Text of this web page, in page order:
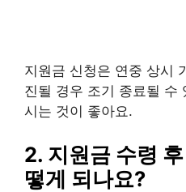
지원금 신청은 연중 상시
진될 경우 조기 종료될 수
시는 것이 좋아요.
2. 지원금 수령
떻게 되나요?